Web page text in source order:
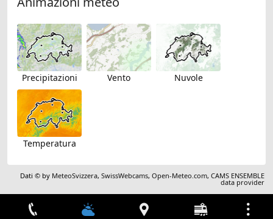
Precipitazioni Vento Nuvole
Temperatura
Dati © by MeteoSvizzera,SwissWebcams,Open-Meteo.com,CAMS ENSEMBLE
data provider